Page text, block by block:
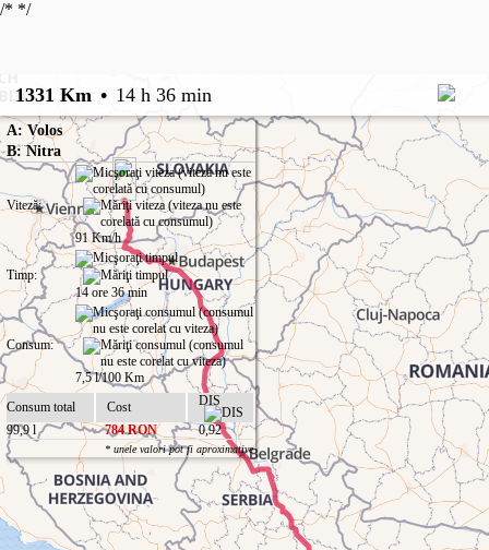
/* */
1331 Km • 14 h 36 min
A: Volos
B: Nitra
Viteză:
91 Km/h
Timp:
14 ore 36 min
Consum:
7,5 l/100 Km
Consum total
Cost
DIS
99,9 l
784 RON 0,92
* unele valori pot fi aproximative